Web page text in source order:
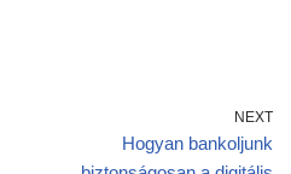
NEXT
Hogyan bankoljunk